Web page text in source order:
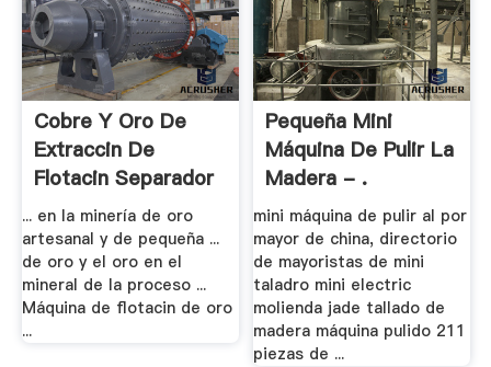
Cobre Y Oro De
Extraccin De
Flotacin Separador
... en la minería de oro
artesanal y de pequeña ...
de oro y el oro en el
mineral de la proceso ...
Máquina de flotacin de oro
...
Pequeña Mini
Máquina De Pulir La
Madera - .
mini máquina de pulir al por
mayor de china, directorio
de mayoristas de mini
taladro mini electric
molienda jade tallado de
madera máquina pulido 211
piezas de ...